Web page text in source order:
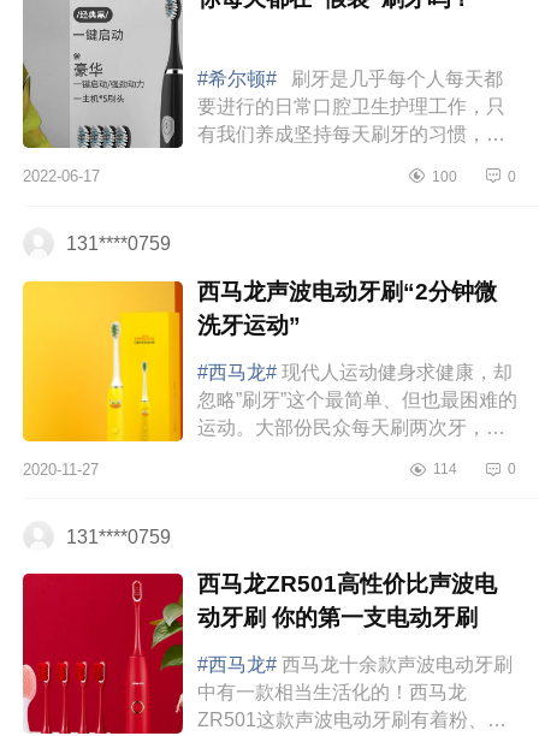
#希尔顿#
刷牙是几乎每个人每天都
要进行的日常口腔卫生护理工作，只
有我们养成坚持每天刷牙的习惯，才
菌斑、口气、蛀牙等口腔疾病。但
2022-06-17 100 0
131****0759
西马龙声波电动牙刷“2分钟微
洗牙运动”
#西马龙# 现代人运动健身求健康，却
忽略”刷牙”这个最简单、但也最困难的
运动。大部份民众每天刷两次牙，但
贝氏刷牙法，平均需要5-8分钟才能
2020-11-27 114 0
131****0759
西马龙ZR501高性价比声波电
动牙刷 你的第一支电动牙刷
#西马龙# 西马龙十余款声波电动牙刷
中有一款相当生活化的！西马龙
ZR501这款声波电动牙刷有着粉、